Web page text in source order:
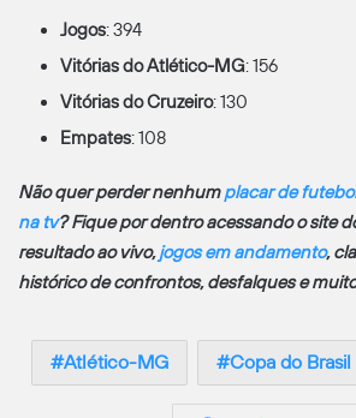
Jogos: 394
Vitórias do Atlético-MG: 156
Vitórias do Cruzeiro: 130
Empates: 108
Não quer perder nenhumplacar de futebol
na tv? Fique por dentro acessando o site
resultado ao vivo,jogos em andamento,
histórico de confrontos, desfalques e
Atlético-MG Copa do Brasil